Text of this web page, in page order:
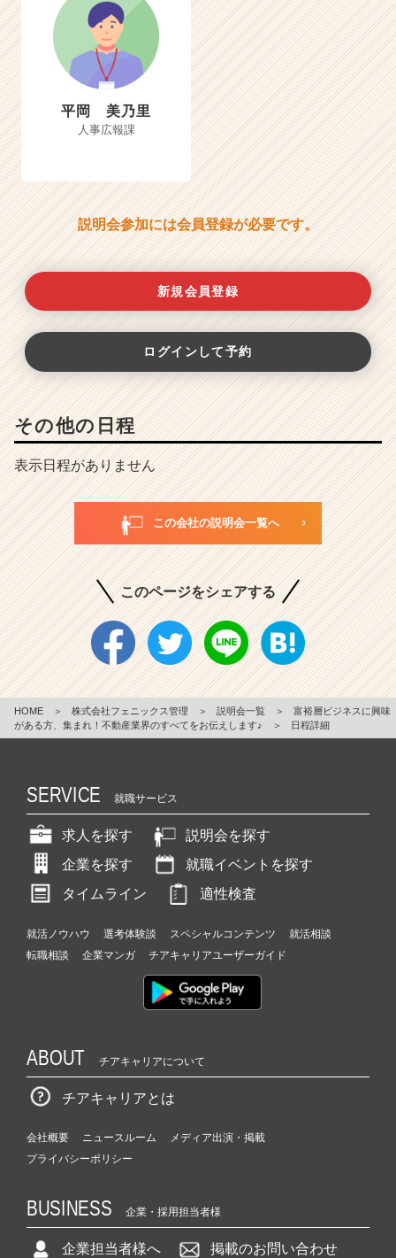
平岡 美乃里
人事広報課
説明会参加には会員登録が必要です。
新規会員登録
ログインして予約
その他の日程
表示日程がありません
この会社の説明会一覧へ
このページをシェアする
HOME ＞ 株式会社フェニックス管理 ＞ 説明会一覧 ＞
富裕層ビジネスに興味
がある方、集まれ！不動産業界のすべてをお伝えします♪
＞ 日程詳細
SERVICE 就職サービス
求人を探す
説明会を探す
企業を探す
就職イベントを探す
タイムライン
適性検査
就活ノウハウ 選考体験談 スペシャルコンテンツ
就活相談
転職相談
企業マンガ チアキャリアユーザーガイド
ABOUT チアキャリアについて
チアキャリアとは
会社概要 ニュースルーム
メディア出演・掲載
プライバシーポリシー
BUSINESS 企業・採用担当者様
企業担当者様へ 掲載のお問い合わせ